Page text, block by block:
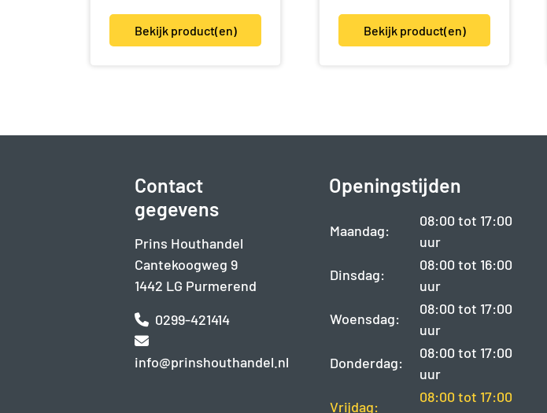
Bekijk product(en) Bekijk product(en)
Contact
gegevens
Prins Houthandel
Cantekoogweg 9
1442 LG Purmerend
0299-421414
info@prinshouthandel.nl
Openingstijden
Maandag:
08:00 tot 17:00
uur
Dinsdag:
08:00 tot 16:00
uur
Woensdag:
08:00 tot 17:00
uur
Donderdag:
08:00 tot 17:00
uur
Vrijdag:
08:00 tot 17:00